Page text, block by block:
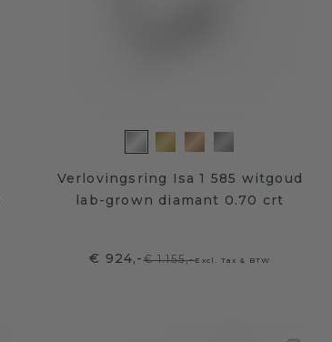
Verlovingsring Isa 1 585 witgoud
lab-grown diamant 0.70 crt
€ 924,-€ 1.155,-Excl. Tax & BTW